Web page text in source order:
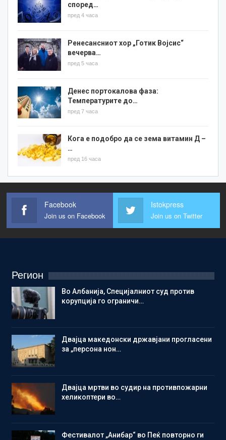
според…
пред 4 часа
Ренесансниот хор „Готик Војсис“
вечерва…
пред 5 часа
Денес портокалова фаза:
Температурите до…
пред 7 часа
Кога е подобро да се зема витамин Д –
…
пред 16 часа
Facebook
Join us on Facebook
Istokpress
Join us on Twitter
Регион
Во Албанија, Специјалниот суд против
корупција го ограничи…
Двајца македонски државјани прогласени
за „персона нон…
Двајца мртви во судир на противпожарни
хеликоптери во…
Фестивалот „Анибар“ во Пеќ повторно ги